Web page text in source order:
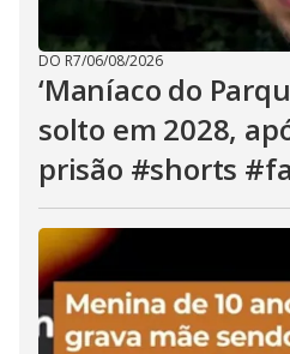
DO R7/06/08/2026
‘Maníaco do
solto em 2028,
prisão #shorts